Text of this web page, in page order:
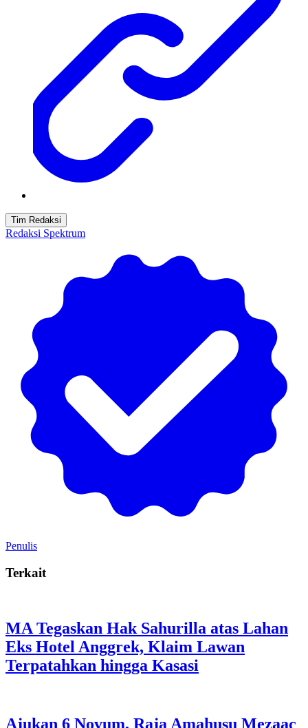
Tim Redaksi
Redaksi Spektrum
Penulis
Terkait
MA Tegaskan Hak Sahurilla atas Lahan
Eks Hotel Anggrek, Klaim Lawan
Terpatahkan hingga Kasasi
Ajukan 6 Novum, Raja Amahusu Mezaac